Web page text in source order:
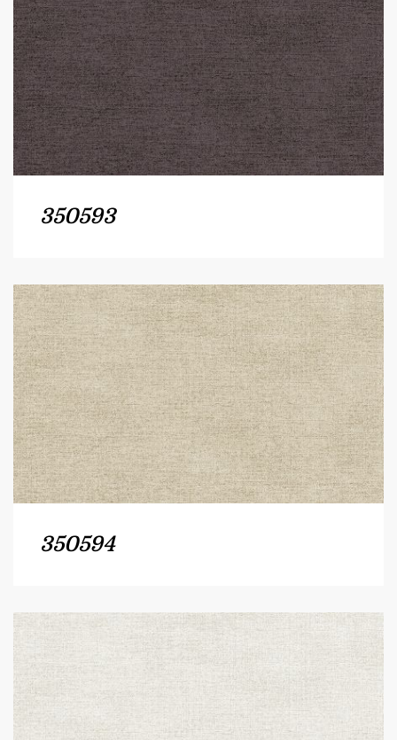
350593
350594